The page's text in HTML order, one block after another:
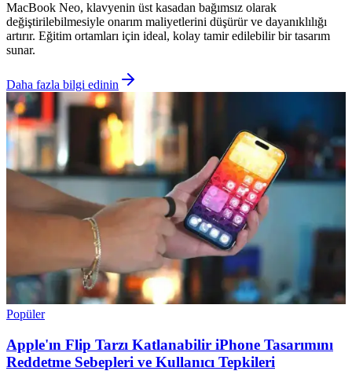
MacBook Neo, klavyenin üst kasadan bağımsız olarak
değiştirilebilmesiyle onarım maliyetlerini düşürür ve dayanıklılığı
artırır. Eğitim ortamları için ideal, kolay tamir edilebilir bir tasarım
sunar.
Daha fazla bilgi edinin
Popüler
Apple'ın Flip Tarzı Katlanabilir iPhone Tasarımını
Reddetme Sebepleri ve Kullanıcı Tepkileri